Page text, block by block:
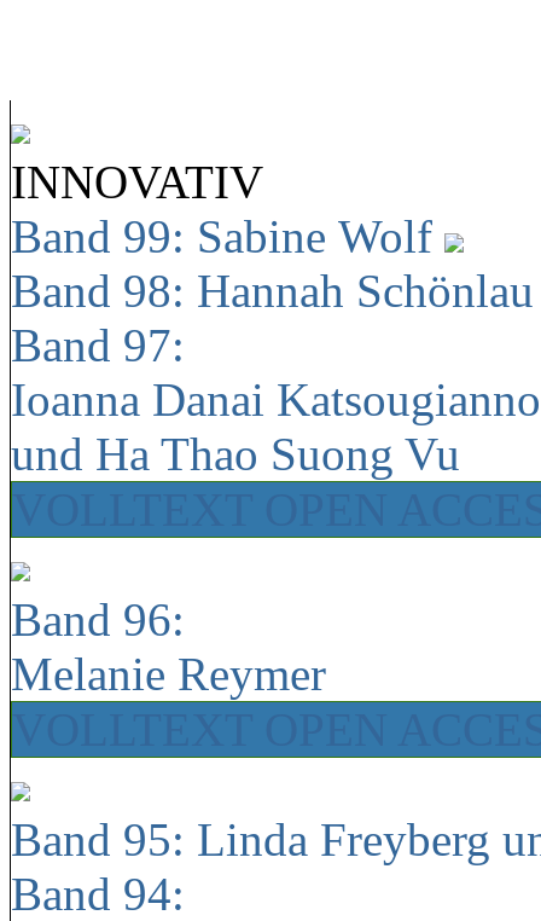
INNOVATIV
Band 99: Sabine Wolf
Band 98: Hannah
Band 97:
Ioanna Danai
und Ha Thao Suong Vu
Band 96:
Melanie Reymer
Band 95: Linda Freyberg
Band 94: